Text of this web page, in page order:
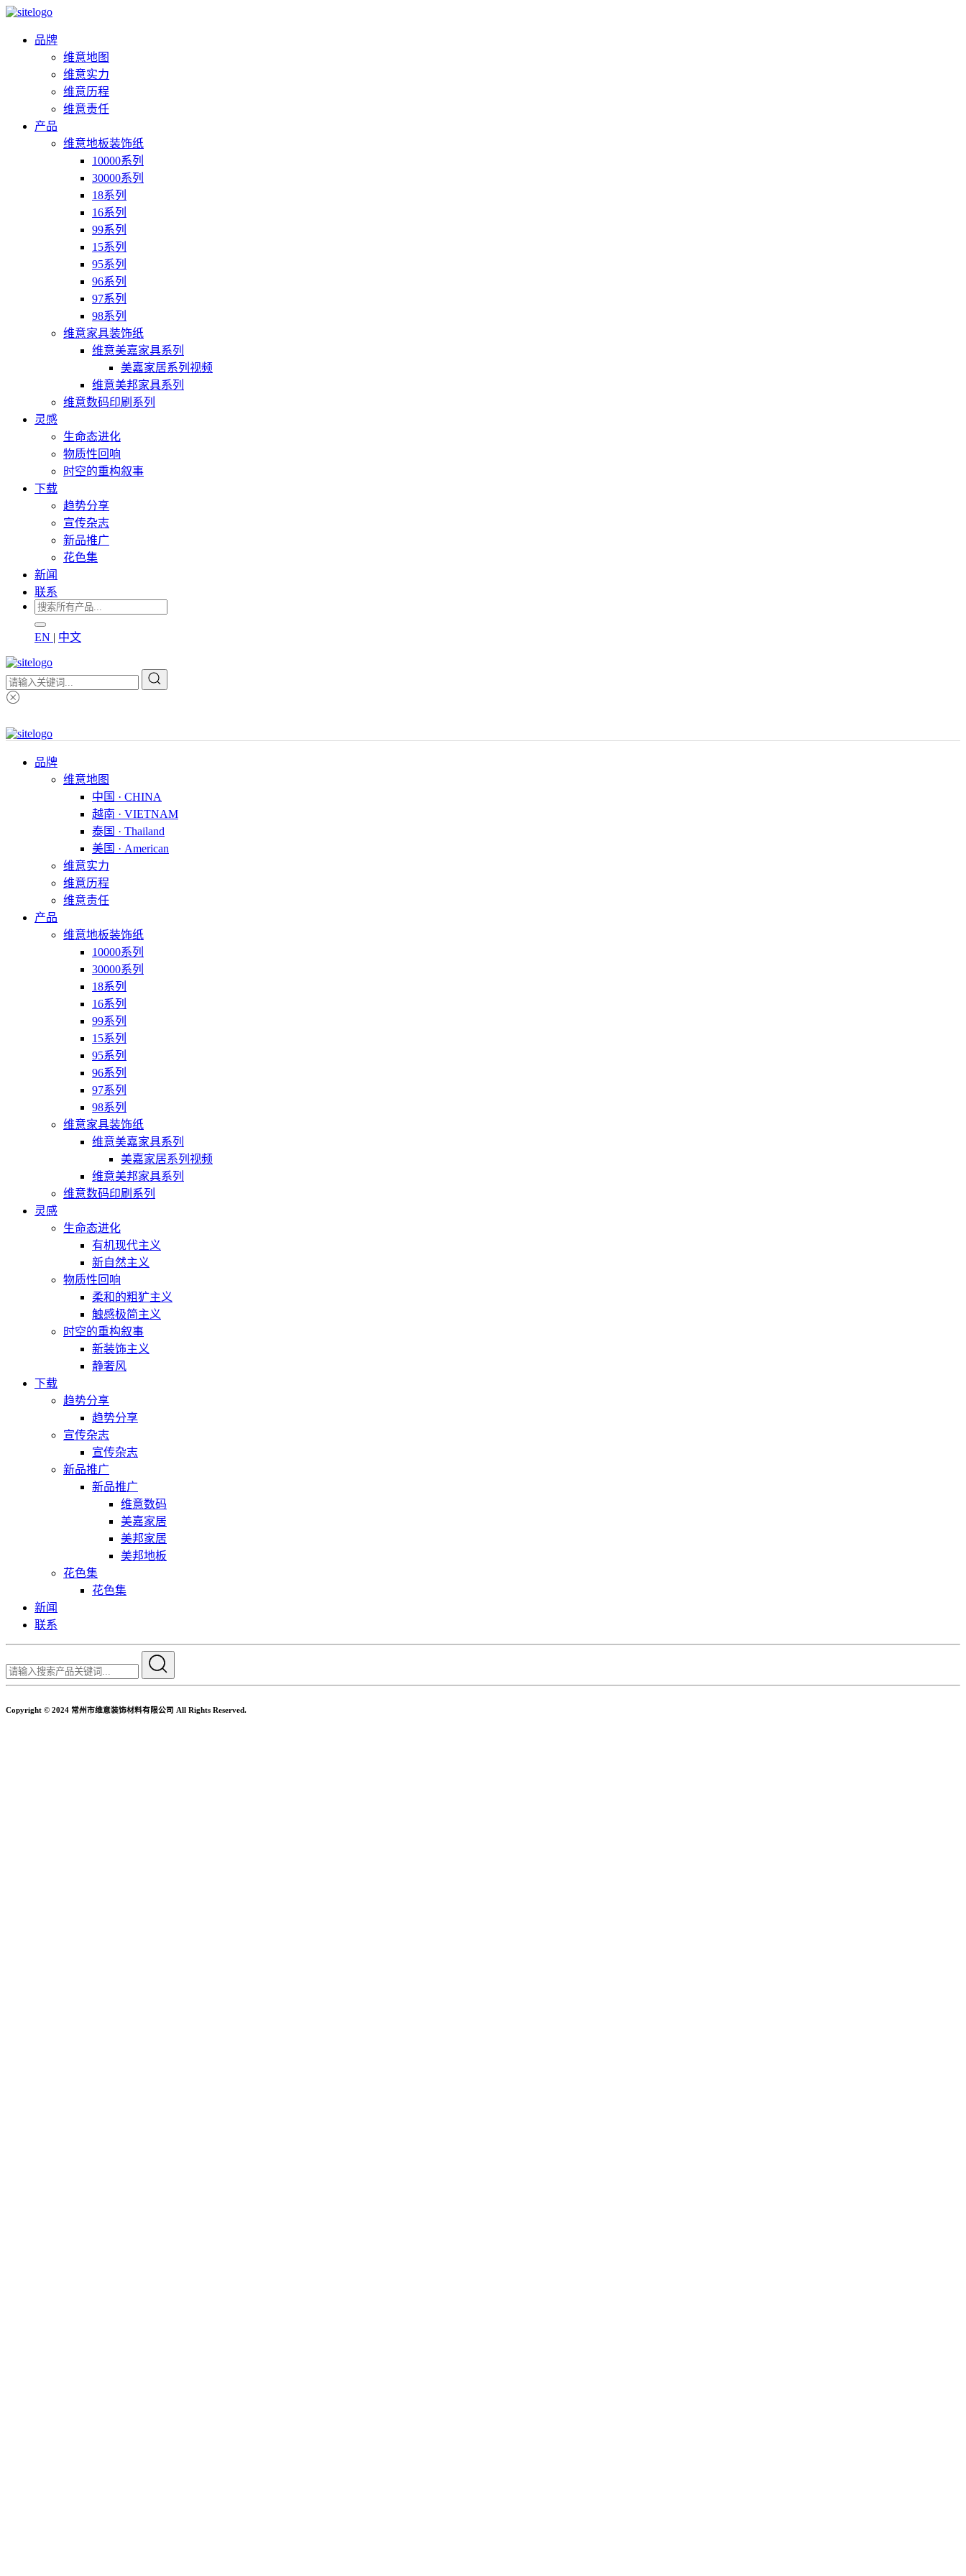
品牌
维意地图
维意实力
维意历程
维意责任
产品
维意地板装饰纸
10000系列
30000系列
18系列
16系列
99系列
15系列
95系列
96系列
97系列
98系列
维意家具装饰纸
维意美嘉家具系列
美嘉家居系列视频
维意美邦家具系列
维意数码印刷系列
灵感
生命态进化
物质性回响
时空的重构叙事
下载
趋势分享
宣传杂志
新品推广
花色集
新闻
联系
EN | 中文
品牌
维意地图
中国 · CHINA
越南 · VIETNAM
泰国 · Thailand
美国 · American
维意实力
维意历程
维意责任
产品
维意地板装饰纸
10000系列
30000系列
18系列
16系列
99系列
15系列
95系列
96系列
97系列
98系列
维意家具装饰纸
维意美嘉家具系列
美嘉家居系列视频
维意美邦家具系列
维意数码印刷系列
灵感
生命态进化
有机现代主义
新自然主义
物质性回响
柔和的粗犷主义
触感极简主义
时空的重构叙事
新装饰主义
静奢风
下载
趋势分享
趋势分享
宣传杂志
宣传杂志
新品推广
新品推广
维意数码
美嘉家居
美邦家居
美邦地板
花色集
花色集
新闻
联系
Copyright © 2024 常州市维意装饰材料有限公司 All Rights Reserved.